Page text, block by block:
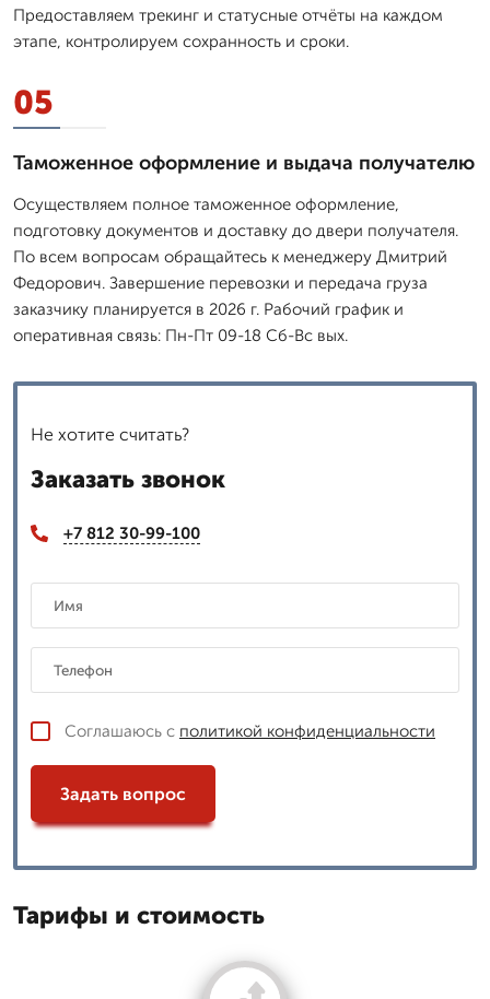
Предоставляем трекинг и статусные отчёты на каждом
этапе, контролируем сохранность и сроки.
05
Таможенное оформление и выдача получателю
Осуществляем полное таможенное оформление,
подготовку документов и доставку до двери получателя.
По всем вопросам обращайтесь к менеджеру Дмитpий
Федорович. Завершение перевозки и передача груза
заказчику планируется в 2026 г. Рабочий график и
оперативная связь: Пн-Пт 09-18 Сб-Вс вых.
Не хотите считать?
Заказать звонок
+7 812 30-99-100
Соглашаюсь с политикой конфиденциальности
Задать вопрос
Тарифы и стоимость